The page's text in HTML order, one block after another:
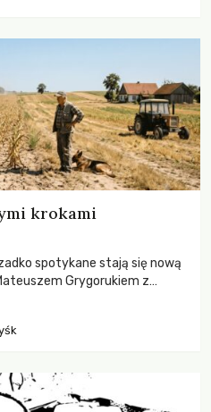
Polsce.
krokami
spotykane stają się nową
Grygorukiem z